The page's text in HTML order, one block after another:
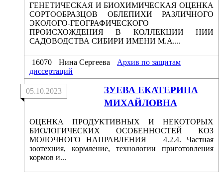
ГЕНЕТИЧЕСКАЯ И БИОХИМИЧЕСКАЯ ОЦЕНКА
СОРТООБРАЗЦОВ ОБЛЕПИХИ РАЗЛИЧНОГО
ЭКОЛОГО-ГЕОГРАФИЧЕСКОГО
ПРОИСХОЖДЕНИЯ В КОЛЛЕКЦИИ НИИ
САДОВОДСТВА СИБИРИ ИМЕНИ М.А....
16070 Нина Сергеева
Архив по защитам
диссертаций
ЗУЕВА ЕКАТЕРИНА
МИХАЙЛОВНА
05.10.2023
ОЦЕНКА ПРОДУКТИВНЫХ И НЕКОТОРЫХ
БИОЛОГИЧЕСКИХ ОСОБЕННОСТЕЙ КОЗ
МОЛОЧНОГО НАПРАВЛЕНИЯ 4.2.4. Частная
зоотехния, кормление, технологии приготовления
кормов и...